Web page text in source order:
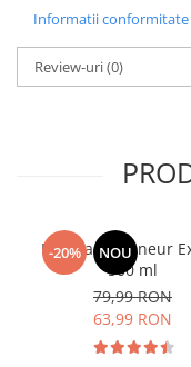
Informatii
Review-uri(0)
-20% NOU
Manhaē Draineur
500 ml
79,99 RON
63,99 RON